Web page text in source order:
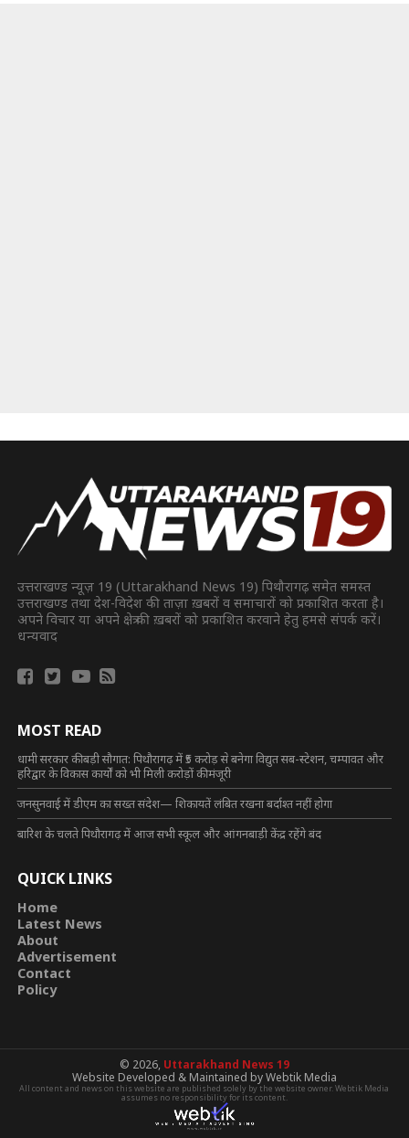
उत्तराखण्ड न्यूज़ 19 (Uttarakhand News 19) पिथौरागढ़ समेत समस्त
उत्तराखण्ड तथा देश-विदेश की ताज़ा ख़बरों व समाचारों को प्रकाशित करता है।
अपने विचार या अपने क्षेत्र की ख़बरों को प्रकाशित करवाने हेतु हमसे संपर्क करें।
धन्यवाद
MOST READ
धामी सरकार की बड़ी सौगात: पिथौरागढ़ में ₹5 करोड़ से बनेगा विद्युत सब-स्टेशन, चम्पावत और
हरिद्वार के विकास कार्यों को भी मिली करोड़ों की मंजूरी
जनसुनवाई में डीएम का सख्त संदेश— शिकायतें लंबित रखना बर्दाश्त नहीं होगा
बारिश के चलते पिथौरागढ़ में आज सभी स्कूल और आंगनबाड़ी केंद्र रहेंगे बंद
QUICK LINKS
Home
Latest News
About
Advertisement
Contact
Policy
© 2026, Uttarakhand News 19
Website Developed & Maintained by Webtik Media
All content and news on this website are published solely by the website owner. Webtik Media
assumes no responsibility for its content.